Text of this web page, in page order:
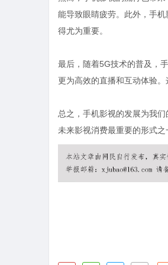
能导致眼睛疲劳。此外，手
得尤为重要。
最后，随着5G技术的普及，
更为高效的直播和互动体验
总之，手机影视的发展为我
未来影视消费最重要的形式